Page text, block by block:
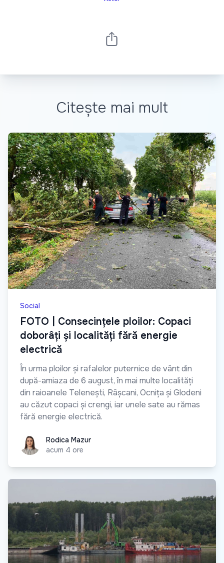
Citește mai mult
Social
FOTO | Consecințele ploilor: Copaci
doborâți și localități fără energie
electrică
În urma ploilor și rafalelor puternice de vânt din
după-amiaza de 6 august, în mai multe localități
din raioanele Telenești, Râșcani, Ocnița și Glodeni
au căzut copaci și crengi, iar unele sate au rămas
fără energie electrică.
Rodica MazurRodica Mazur
acum 4 ore